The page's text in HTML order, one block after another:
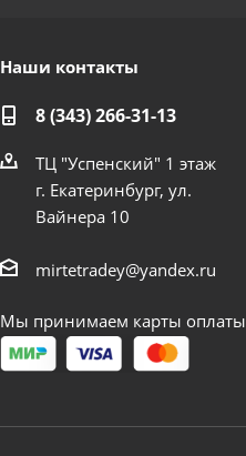
Наши контакты
8 (343) 266-31-13
ТЦ "Успенский" 1 этаж
г. Екатеринбург, ул.
Вайнера 10
mirtetradey@yandex.ru
Мы принимаем карты оплаты